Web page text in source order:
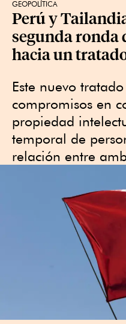
GEOPOLÍTICA
Perú y
segunda ronda
hacia un
Este nuevo
compromisos en
propiedad
temporal de
relación entre